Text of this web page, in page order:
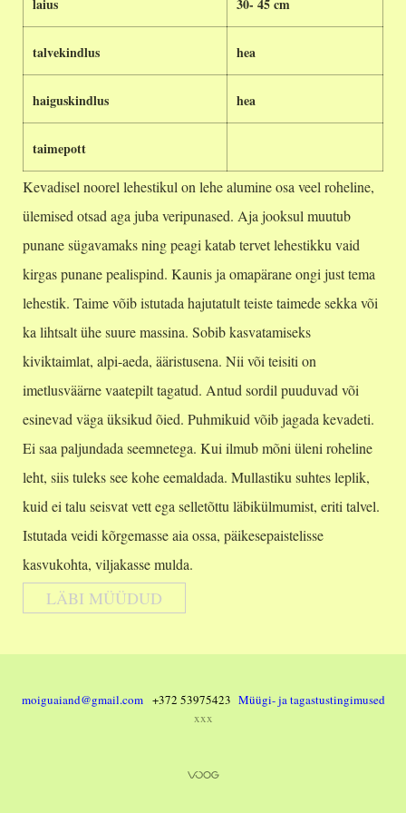
laius 30- 45 cm
talvekindlus hea
haiguskindlus hea
taimepott
Kevadisel noorel lehestikul on lehe alumine osa veel roheline,
ülemised otsad aga juba veripunased. Aja jooksul muutub
punane sügavamaks ning peagi katab tervet lehestikku vaid
kirgas punane pealispind. Kaunis ja omapärane ongi just tema
lehestik. Taime võib istutada hajutatult teiste taimede sekka või
ka lihtsalt ühe suure massina. Sobib kasvatamiseks
kiviktaimlat, alpi-aeda, ääristusena. Nii või teisiti on
imetlusväärne vaatepilt tagatud. Antud sordil puuduvad või
esinevad väga üksikud õied. Puhmikuid võib jagada kevadeti.
Ei saa paljundada seemnetega. Kui ilmub mõni üleni roheline
leht, siis tuleks see kohe eemaldada. Mullastiku suhtes leplik,
kuid ei talu seisvat vett ega selletõttu läbikülmumist, eriti talvel.
Istutada veidi kõrgemasse aia ossa, päikesepaistelisse
kasvukohta, viljakasse mulda.
LÄBI MÜÜDUD
moiguaiand@gmail.com +372 53975423 Müügi- ja tagastustingimused
xxx